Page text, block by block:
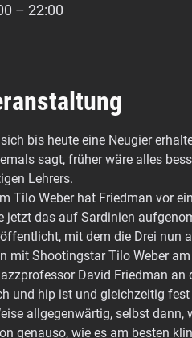
– 22:00
bis heute eine Neugier
sagt, früher wäre alles
Lehrers.
Tilo Weber hat Friedman vor
jetzt das auf Sardinien
mit dem die Drei nun
mit Shootingstar Tilo Weber
David Friedman
und hip ist und gleichzeitig
allgegenwärtig, selbst
genauso, wie es am besten